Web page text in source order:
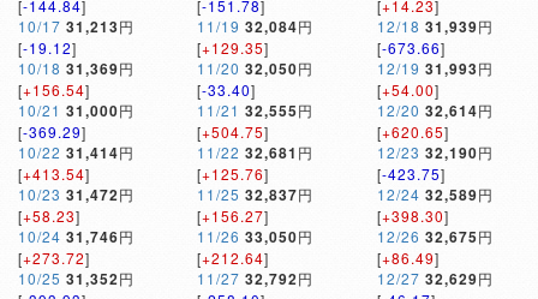
[-144.84]
10/17 31,213円
[-19.12]
10/18 31,369円
[+156.54]
10/21 31,000円
[-369.29]
10/22 31,414円
[+413.54]
10/23 31,472円
[+58.23]
10/24 31,746円
[+273.72]
10/25 31,352円
[-151.78]
11/19 32,084円
[+129.35]
11/20 32,050円
[-33.40]
11/21 32,555円
[+504.75]
11/22 32,681 円
[+125.76]
11/25 32,837円
[+156.27]
11/26 33,050円
[+212.64]
11/27 32,792円
[+14.23]
12/18 31,939円
[-673.66]
12/19 31,993円
[+54.00]
12/20 32,614円
[+620.65]
12/23 32,190円
[-423.75]
12/24 32,589円
[+398.30]
12/26 32,675円
[+86.49]
12/27 32,629円